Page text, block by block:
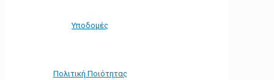
Υποδομές
Πολιτική Ποιότητας